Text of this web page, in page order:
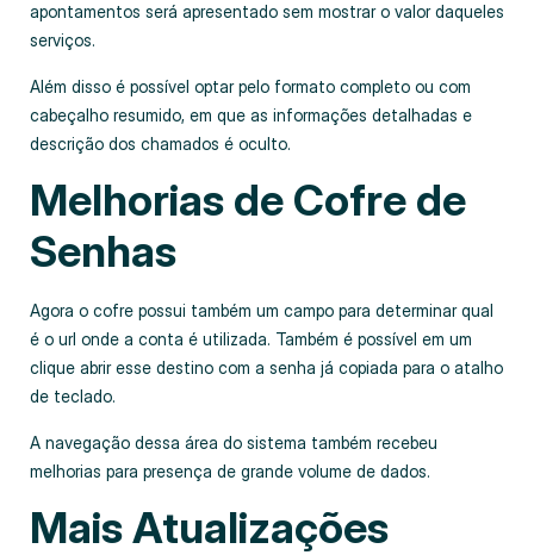
apontamentos será apresentado sem mostrar o valor daqueles
serviços.
Além disso é possível optar pelo formato completo ou com
cabeçalho resumido, em que as informações detalhadas e
descrição dos chamados é oculto.
Melhorias de Cofre de
Senhas
Agora o cofre possui também um campo para determinar qual
é o url onde a conta é utilizada. Também é possível em um
clique abrir esse destino com a senha já copiada para o atalho
de teclado.
A navegação dessa área do sistema também recebeu
melhorias para presença de grande volume de dados.
Mais Atualizações